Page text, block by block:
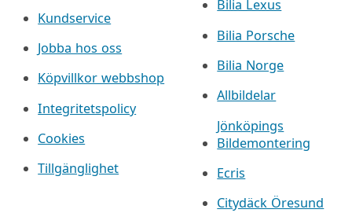
Kundservice
Jobba hos oss
Köpvillkor webbshop
Integritetspolicy
Cookies
Tillgänglighet
Bilia Lexus
Bilia Porsche
Bilia Norge
Allbildelar
Jönköpings
Bildemontering
Ecris
Citydäck Öresund